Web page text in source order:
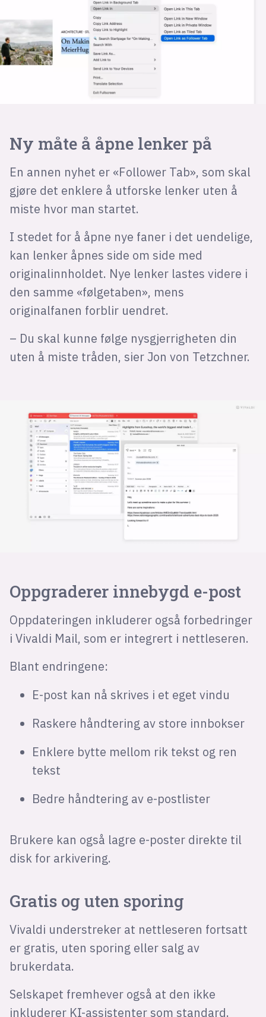
Ny måte å åpne lenker på
En annen nyhet er «Follower Tab», som skal
gjøre det enklere å utforske lenker uten å
miste hvor man startet.
I stedet for å åpne nye faner i det uendelige,
kan lenker åpnes side om side med
originalinnholdet. Nye lenker lastes videre i
den samme «følgetaben», mens
originalfanen forblir uendret.
– Du skal kunne følge nysgjerrigheten din
uten å miste tråden, sier Jon von Tetzchner.
Oppgraderer innebygd e-post
Oppdateringen inkluderer også forbedringer
i Vivaldi Mail, som er integrert i nettleseren.
Blant endringene:
E-post kan nå skrives i et eget vindu
Raskere håndtering av store innbokser
Enklere bytte mellom rik tekst og ren
tekst
Bedre håndtering av e-postlister
Brukere kan også lagre e-poster direkte til
disk for arkivering.
Gratis og uten sporing
Vivaldi understreker at nettleseren fortsatt
er gratis, uten sporing eller salg av
brukerdata.
Selskapet fremhever også at den ikke
inkluderer KI-assistenter som standard.